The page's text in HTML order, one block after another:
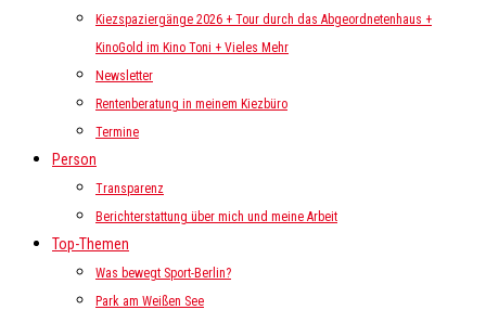
Kiezspaziergänge 2026 + Tour durch das Abgeordnetenhaus +
KinoGold im Kino Toni + Vieles Mehr
Newsletter
Rentenberatung in meinem Kiezbüro
Termine
Person
Transparenz
Berichterstattung über mich und meine Arbeit
Top-Themen
Was bewegt Sport-Berlin?
Park am Weißen See